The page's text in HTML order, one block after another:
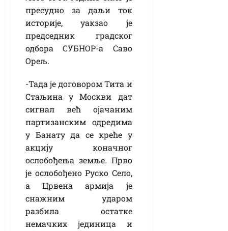
пресудно за даљи ток
историје, уакзао је
председник градског
одбора СУБНОР-а Саво
Орељ.
-Тада је договором Тита и
Стаљина у Москви дат
сигнал већ ојачаним
партизанским одредима
у Банату да се креће у
акцију коначног
ослобођења земље. Прво
је ослобођено Руско Село,
а Црвена армија је
снажним ударом
разбила остатке
немачких јединица и